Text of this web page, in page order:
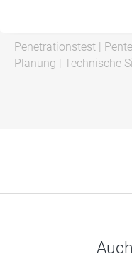
Penetrationstest
Planung
Technische